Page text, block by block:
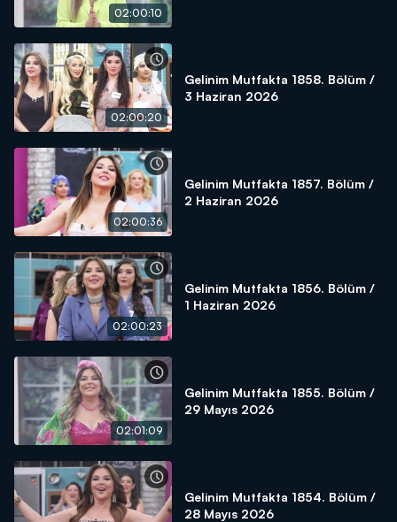
02:00:10
02:00:20
Gelinim Mutfakta 1858. Bölüm /
3 Haziran 2026
02:00:36
Gelinim Mutfakta 1857. Bölüm /
2 Haziran 2026
02:00:23
Gelinim Mutfakta 1856. Bölüm /
1 Haziran 2026
02:01:09
Gelinim Mutfakta 1855. Bölüm /
29 Mayıs 2026
Gelinim Mutfakta 1854. Bölüm /
28 Mayıs 2026